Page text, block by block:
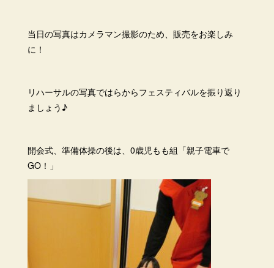
当日の写真はカメラマン撮影のため、販売をお楽しみ
に！
リハーサルの写真ではらからフェスティバルを振り返り
ましょう♪
開会式、準備体操の後は、0歳児もも組「親子電車で
GO！」